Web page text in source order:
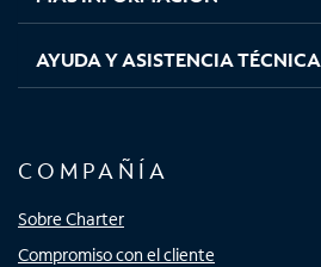
AYUDA Y ASISTENCIA TÉCNICA
COMPAÑÍA
Sobre Charter
Compromiso con el cliente